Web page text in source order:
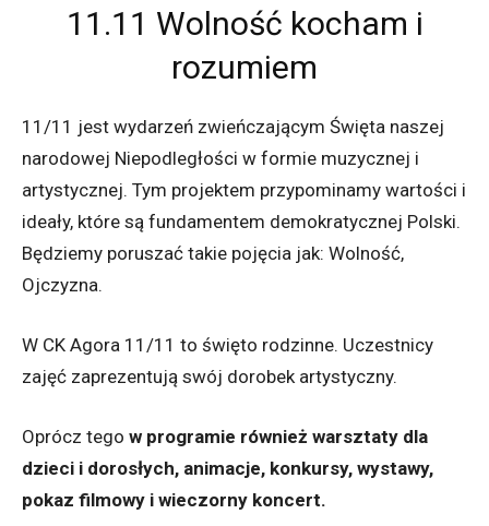
11.11 Wolność kocham i
rozumiem
11/11 jest wydarzeń zwieńczającym Święta naszej
narodowej Niepodległości w formie muzycznej i
artystycznej. Tym projektem przypominamy wartości i
ideały, które są fundamentem demokratycznej Polski.
Będziemy poruszać takie pojęcia jak: Wolność,
Ojczyzna.
W CK Agora 11/11 to święto rodzinne. Uczestnicy
zajęć zaprezentują swój dorobek artystyczny.
Oprócz tego w programie również warsztaty dla
dzieci i dorosłych, animacje, konkursy, wystawy,
pokaz filmowy i wieczorny koncert.